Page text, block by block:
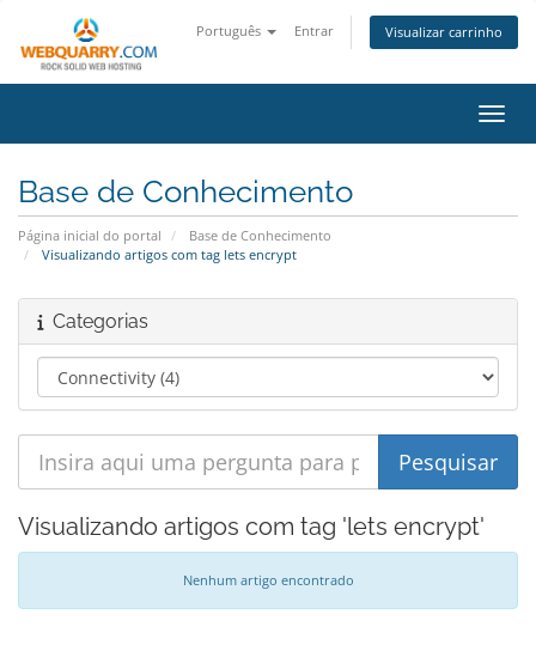
Português Entrar Visualizar carrinho
Base de Conhecimento
Página inicial do portal
Base de Conhecimento
Visualizando artigos com tag lets encrypt
Categorias
Visualizando artigos com tag 'lets encrypt'
Nenhum artigo encontrado